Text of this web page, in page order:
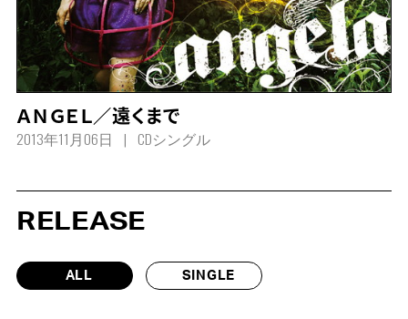
ＡＮＧＥＬ／遠くまで
2013年11月06日 CDシングル
RELEASE
ALL SINGLE